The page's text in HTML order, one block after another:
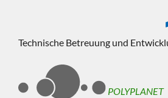
Technische Betreuung und
POLYPLANET